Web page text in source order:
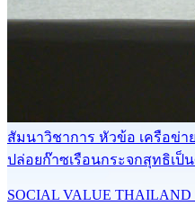
สัมนาวิชาการ หัวข้อ เครือข่
ปล่อยก๊าซเรือนกระจกสุทธิเป็น
SOCIAL VALUE THAILAND